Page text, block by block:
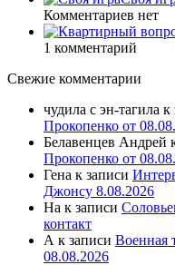
Комментариев нет
1 комментарий
Свежие комментарии
чудила с эн-тагила к
Прокопенко от
Белавенцев Андрей
Прокопенко от
Гена к записи
Джонсу 8.08.2026
На к записи
контакт
А к записи Военная
08.08.2026